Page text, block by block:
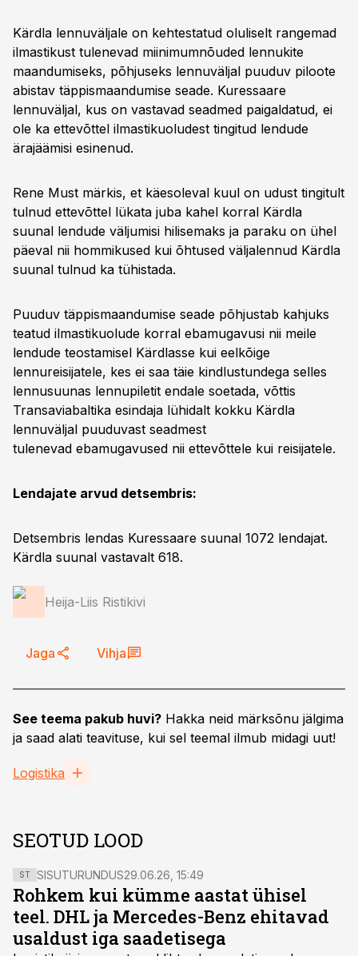
Kärdla lennuväljale on kehtestatud oluliselt rangemad
ilmastikust tulenevad miinimumnõuded lennukite
maandumiseks, põhjuseks lennuväljal puuduv piloote
abistav täppismaandumise seade. Kuressaare
lennuväljal, kus on vastavad seadmed paigaldatud, ei
ole ka ettevõttel ilmastikuoludest tingitud lendude
ärajäämisi esinenud.
Rene Must märkis, et käesoleval kuul on udust tingitult
tulnud ettevõttel lükata juba kahel korral Kärdla
suunal lendude väljumisi hilisemaks ja paraku on ühel
päeval nii hommikused kui õhtused väljalennud Kärdla
suunal tulnud ka tühistada.
Puuduv täppismaandumise seade põhjustab kahjuks
teatud ilmastikuolude korral ebamugavusi nii meile
lendude teostamisel Kärdlasse kui eelkõige
lennureisijatele, kes ei saa täie kindlustundega selles
lennusuunas lennupiletit endale soetada, võttis
Transaviabaltika esindaja lühidalt kokku Kärdla
lennuväljal puuduvast seadmest
tulenevad ebamugavused nii ettevõttele kui reisijatele.
Lendajate arvud detsembris:
Detsembris lendas Kuressaare suunal 1072 lendajat.
Kärdla suunal vastavalt 618.
Heija-Liis Ristikivi
Jaga Vihja
See teema pakub huvi? Hakka neid märksõnu jälgima
ja saad alati teavituse, kui sel teemal ilmub midagi uut!
Logistika
SEOTUD LOOD
ST SISUTURUNDUS29.06.26, 15:49
Rohkem kui kümme aastat ühisel
teel. DHL ja Mercedes-Benz ehitavad
usaldust iga saadetisega